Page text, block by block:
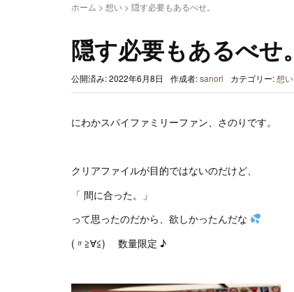
ホーム > 想い > 隠す必要もあるべせ。
隠す必要もあるべせ。
公開済み: 2022年6月8日 作成者:sanori カテゴリー:想い
にわかスパイファミリーファン、さのりです。
クリアファイルが目的ではないのだけど、
「 間に合った。」
って思ったのだから、欲しかったんだな
(〃≧∀≦)ゞ 数量限定 ♪